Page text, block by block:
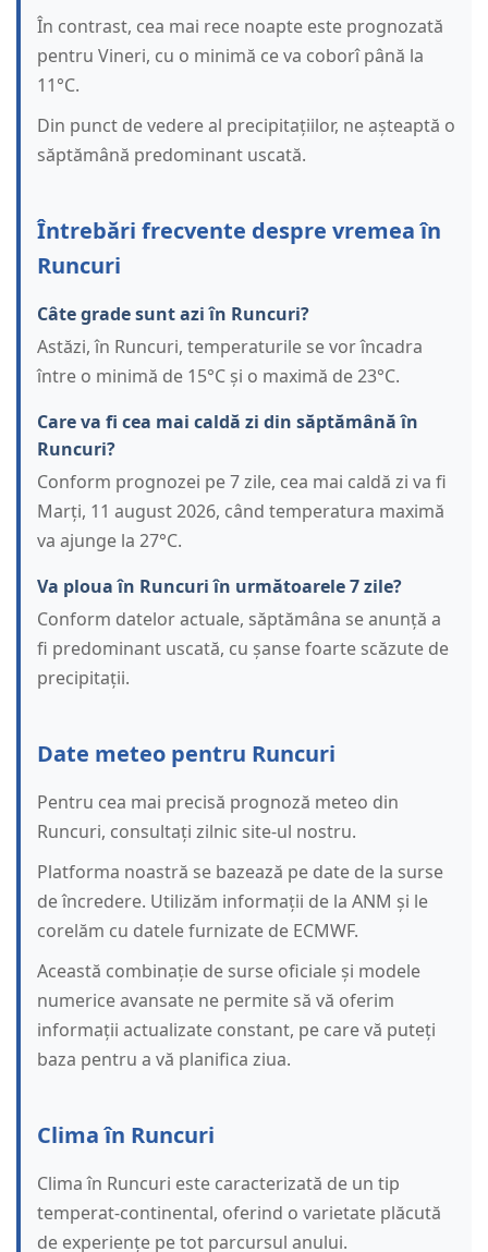
În contrast, cea mai rece noapte este prognozată
pentru Vineri, cu o minimă ce va coborî până la
11°C.
Din punct de vedere al precipitațiilor, ne așteaptă o
săptămână predominant uscată.
Întrebări frecvente despre vremea în
Runcuri
Câte grade sunt azi în Runcuri?
Astăzi, în Runcuri, temperaturile se vor încadra
între o minimă de 15°C și o maximă de 23°C.
Care va fi cea mai caldă zi din săptămână în
Runcuri?
Conform prognozei pe 7 zile, cea mai caldă zi va fi
Marți, 11 august 2026, când temperatura maximă
va ajunge la 27°C.
Va ploua în Runcuri în următoarele 7 zile?
Conform datelor actuale, săptămâna se anunță a
fi predominant uscată, cu șanse foarte scăzute de
precipitații.
Date meteo pentru Runcuri
Pentru cea mai precisă prognoză meteo din
Runcuri, consultați zilnic site-ul nostru.
Platforma noastră se bazează pe date de la surse
de încredere. Utilizăm informații de la ANM și le
corelăm cu datele furnizate de ECMWF.
Această combinație de surse oficiale și modele
numerice avansate ne permite să vă oferim
informații actualizate constant, pe care vă puteți
baza pentru a vă planifica ziua.
Clima în Runcuri
Clima în Runcuri este caracterizată de un tip
temperat-continental, oferind o varietate plăcută
de experiențe pe tot parcursul anului.